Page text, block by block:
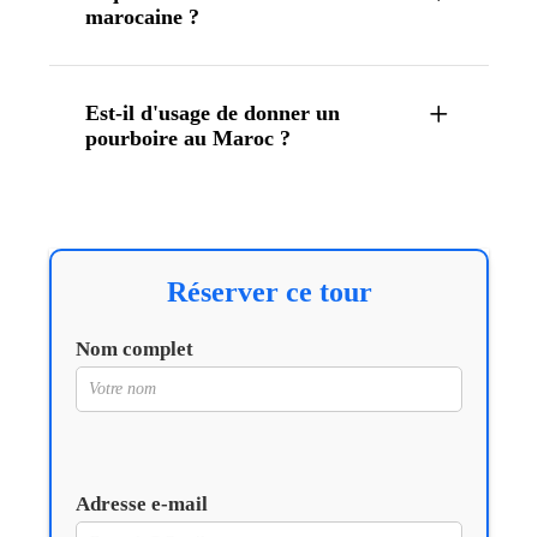
marocaine ?
Est-il d'usage de donner un
pourboire au Maroc ?
Réserver ce tour
Nom complet
Adresse e-mail